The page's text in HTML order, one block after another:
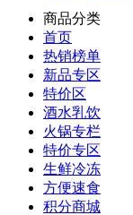
商品分类
首页
热销榜单
新品专区
特价区
酒水乳饮
火锅专栏
特价专区
生鲜冷冻
方便速食
积分商城